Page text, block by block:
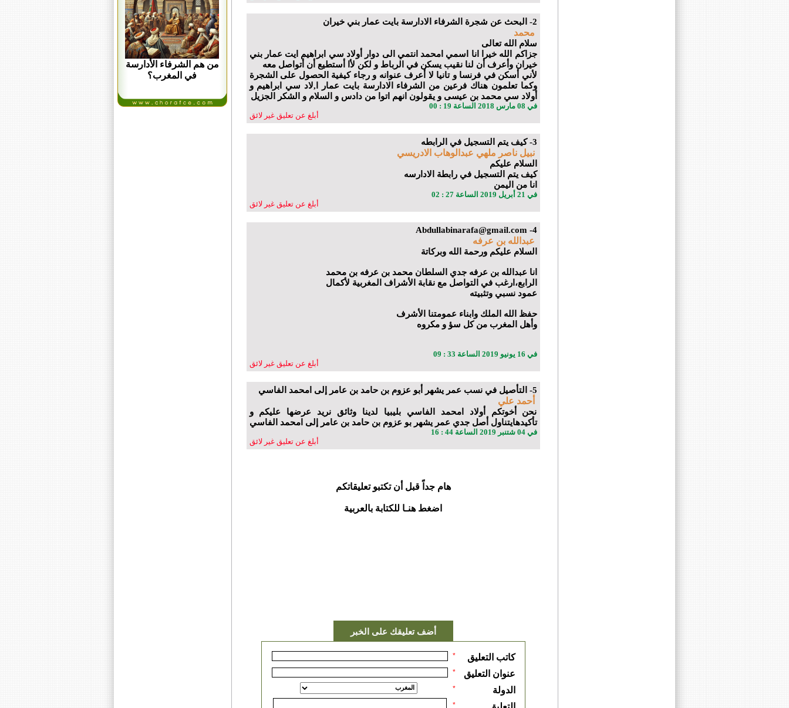
من هم الشرفاء الأدارسة
في المغرب؟
2- البحث عن شجرة الشرفاء الادارسة بايت عمار بني خيران
محمد
سلام الله تعالى
جزاكم الله خيرا انا اسمي امحمد انتمي الى دوار أولاد سي ابراهيم ايت عمار بني
خيران وأعرف أن لنا نقيب يسكن في الرباط و لكن لأا أستطيع أن أتواصل معه
لأني أسكن في فرنسا و تانيا لا أعرف عنوانه و رجاء كيفية الحصول على الشجرة
وكما تعلمون هناك فرعين من الشرفاء الادارسة بايت عمار ا,لاد سي ابراهيم و
أولاد سي محمد بن عيسى و يقولون انهم اتوا من دادس و السلام و الشكر الجزيل
في 08 مارس 2018 الساعة 19 : 00
أبلغ عن تعليق غير لائق
3- كيف يتم التسجيل في الرابطه
نبيل ناصر ملهي عبدالوهاب الادريسي
السلام عليكم
كيف يتم التسجيل في رابطة الادارسه
انا من اليمن
في 21 أبريل 2019 الساعة 27 : 02
أبلغ عن تعليق غير لائق
4-
Abdullabinarafa@gmail.com
عبدالله بن عرفه
السلام عليكم ورحمة الله وبركاتة
انا عبدالله بن عرفه جدي السلطان محمد بن عرفه بن محمد
الرابع،ارغب في التواصل مع نقابة الأشراف المغربية لأكمال
عمود نسبي وتثبيته
حفظ الله الملك وابناء عمومتنا الأشرف
وأهل المغرب من كل سؤ و مكروه
في 16 يونيو 2019 الساعة 33 : 09
أبلغ عن تعليق غير لائق
5- التأصيل في نسب عمر يشهر أبو عزوم بن حامد بن عامر إلى امحمد الفاسي
أحمد علي
نحن أخوتكم أولاد امحمد الفاسي بليبيا لدينا وثائق نريد عرضها عليكم و
تأكيدهايتناول أصل جدي عمر يشهر بو عزوم بن حامد بن عامر إلى امحمد الفاسي
في 04 شتنبر 2019 الساعة 44 : 16
أبلغ عن تعليق غير لائق
هام جداً قبل أن تكتبو تعليقاتكم
اضغط هنـا للكتابة بالعربية
أضف تعليقك على الخبر
* كاتب التعليق
* عنوان التعليق
* الدولة
*